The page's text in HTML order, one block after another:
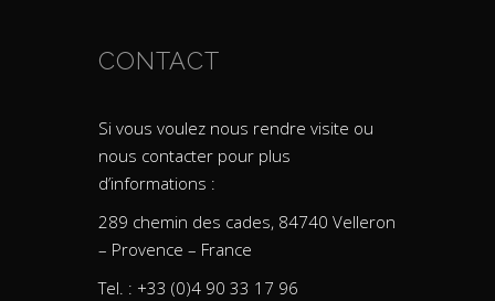
CONTACT
Si vous voulez nous rendre visite ou
nous contacter pour plus
d’informations :
289 chemin des cades, 84740 Velleron
– Provence – France
Tel. : +33 (0)4 90 33 17 96